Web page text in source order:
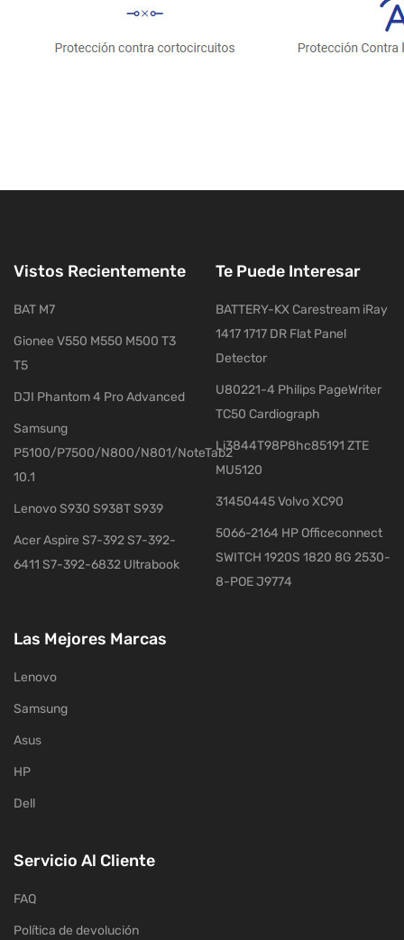
Vistos Recientemente
BAT M7
Gionee V550 M550 M500 T3
T5
DJI Phantom 4 Pro Advanced
Samsung
P5100/P7500/N800/N801/NoteTab2
10.1
Lenovo S930 S938T S939
Acer Aspire S7-392 S7-392-
6411 S7-392-6832 Ultrabook
Te Puede Interesar
BATTERY-KX Carestream iRay
1417 1717 DR Flat Panel
Detector
U80221-4 Philips PageWriter
TC50 Cardiograph
Li3844T98P8hc85191 ZTE
MU5120
31450445 Volvo XC90
5066-2164 HP Officeconnect
SWITCH 1920S 1820 8G 2530-
8-POE J9774
Las Mejores Marcas
Lenovo
Samsung
Asus
HP
Dell
Servicio Al Cliente
FAQ
Política de devolución